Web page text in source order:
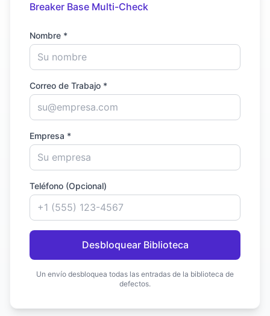
Breaker Base Multi-Check
Nombre *
Correo de Trabajo *
Empresa *
Teléfono (Opcional)
Desbloquear Biblioteca
Un envío desbloquea todas las entradas de la biblioteca de
defectos.